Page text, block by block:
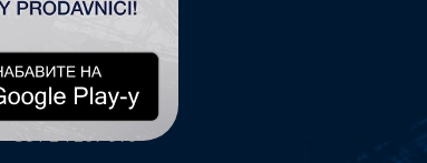
TSC Arena
24300 Bačka Topola
office@tscarena.com
+381 24 267 979